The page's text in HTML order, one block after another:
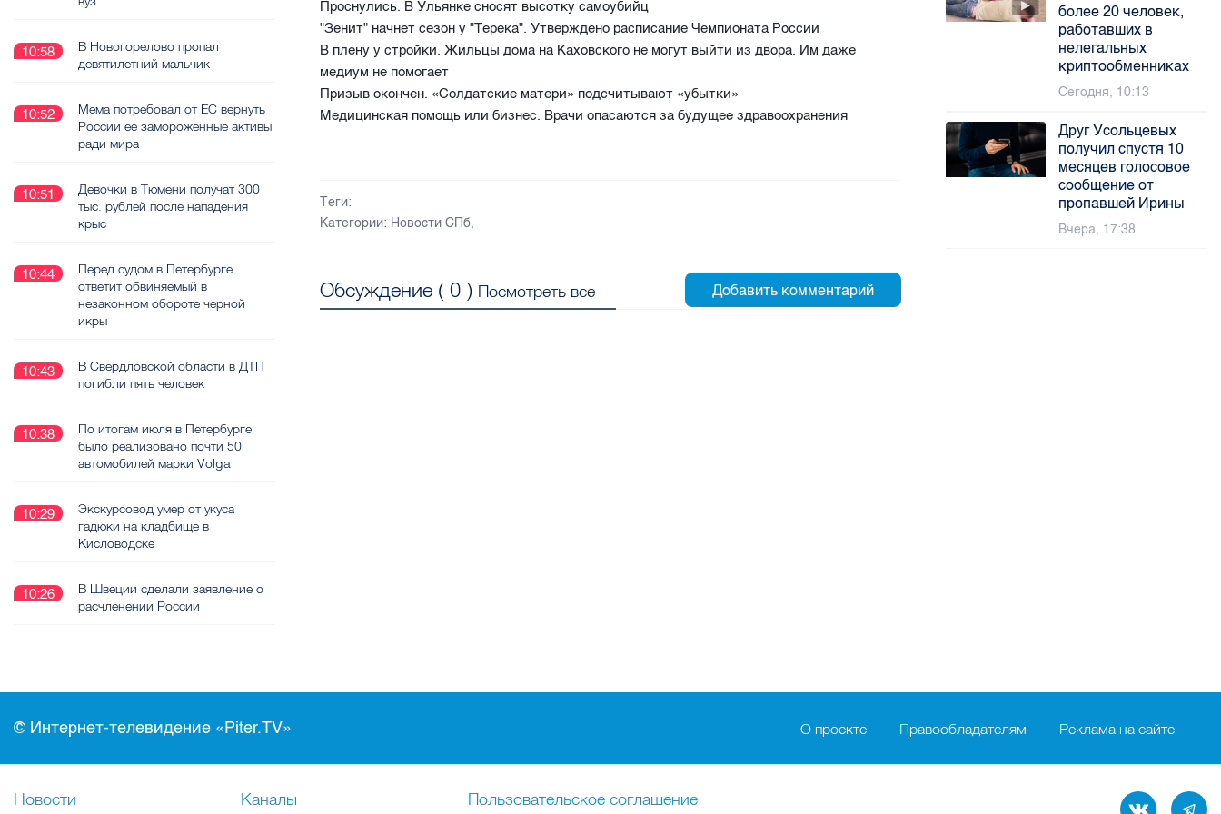
Проснулись. В Ульянке сносят высотку самоубийц
"Зенит" начнет сезон у "Терека". Утверждено расписание Чемпионата России
В плену у стройки. Жильцы дома на Каховского не могут выйти из двора. Им даже
медиум не помогает
Призыв окончен. «Солдатские матери» подсчитывают «убытки»
Медицинская помощь или бизнес. Врачи опасаются за будущее здравоохранения
Теги:
Категории: Новости СПб,
Обсуждение (0 ) Посмотреть все
10:58
В Новогорелово пропал
девятилетний мальчик
10:52
Мема потребовал от ЕС вернуть
России ее замороженные активы
ради мира
10:51
Девочки в Тюмени получат 300
тыс. рублей после нападения
крыс
10:44
Перед судом в Петербурге
ответит обвиняемый в
незаконном обороте черной
икры
10:43
В Свердловской области в ДТП
погибли пять человек
10:38
По итогам июля в Петербурге
было реализовано почти 50
автомобилей марки Volga
10:29
Экскурсовод умер от укуса
гадюки на кладбище в
Кисловодске
10:26
В Швеции сделали заявление о
расчленении России
более 20 человек,
работавших в
нелегальных
криптообменниках
Сегодня, 10:13
Друг Усольцевых
получил спустя 10
месяцев голосовое
сообщение от
пропавшей Ирины
Вчера, 17:38
© Интернет-телевидение «Piter.TV» О проекте Правообладателям Реклама на сайте
Новости Каналы Пользовательское соглашение